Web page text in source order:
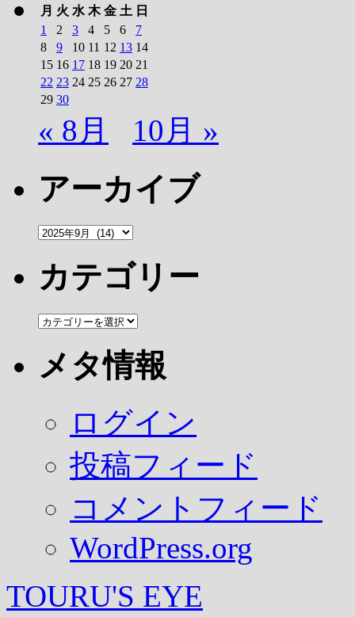
月 火 水 木 金 土 日
1
2 3 4 5 6
7
8
9 10 11 12 13 14
15 16 17 18 19 20 21
22 23 24 25 26 27 28
29 30
« 8月 10月 »
アーカイブ
ア
イ
カテゴリー
カ
リ
メタ情報
ログイン
投稿フィード
コメントフィード
WordPress.org
TOURU'S EYE